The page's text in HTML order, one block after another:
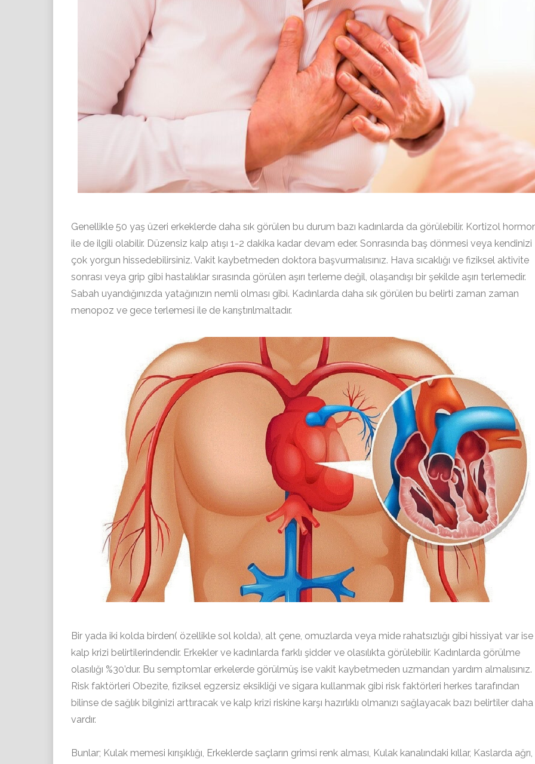
Genellikle 50 yaş üzeri erkeklerde daha sık görülen bu durum bazı kadınlarda da görülebilir. Kortizol
ile de ilgili olabilir. Düzensiz kalp atışı 1-2 dakika kadar devam eder. Sonrasında baş dönmesi veya kendinizi
çok yorgun hissedebilirsiniz. Vakit kaybetmeden doktora başvurmalısınız. Hava sıcaklığı ve fiziksel aktivite
sonrası veya grip gibi hastalıklar sırasında görülen aşırı terleme değil, olaşandışı bir şekilde aşırı terlemedir.
Sabah uyandığınızda yatağınızın nemli olması gibi. Kadınlarda daha sık görülen bu belirti zaman zaman
menopoz ve gece terlemesi ile de karıştırılmaltadır.
Bir yada iki kolda birden( özellikle sol kolda), alt çene, omuzlarda veya mide rahatsızlığı gibi hissiyat var ise
kalp krizi belirtilerindendir. Erkekler ve kadınlarda farklı şidder ve olasılıkta görülebilir. Kadınlarda görülme
olasılığı %30’dur. Bu semptomlar erkelerde görülmüş ise vakit kaybetmeden uzmandan yardım almalısınız.
Risk faktörleri Obezite, fiziksel egzersiz eksikliği ve sigara kullanmak gibi risk faktörleri herkes tarafından
bilinse de sağlık bilginizi arttıracak ve kalp krizi riskine karşı hazırlıklı olmanızı sağlayacak bazı belirtiler daha
vardır.
Bunlar; Kulak memesi kırışıklığı, Erkeklerde saçların grimsi renk alması, Kulak kanalındaki kıllar, Kaslarda ağrı,